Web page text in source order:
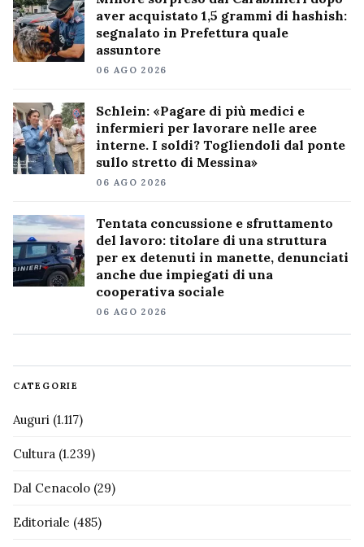
aver acquistato 1,5 grammi di hashish:
segnalato in Prefettura quale
assuntore
06 AGO 2026
Schlein: «Pagare di più medici e
infermieri per lavorare nelle aree
interne. I soldi? Togliendoli dal ponte
sullo stretto di Messina»
06 AGO 2026
Tentata concussione e sfruttamento
del lavoro: titolare di una struttura
per ex detenuti in manette, denunciati
anche due impiegati di una
cooperativa sociale
06 AGO 2026
CATEGORIE
Auguri (1.117)
Cultura (1.239)
Dal Cenacolo (29)
Editoriale (485)